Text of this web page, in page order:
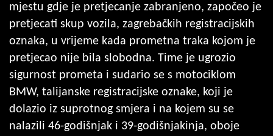
mjestu gdje je pretjecanje zabranjeno, započeo je
pretjecati skup vozila, zagrebačkih registracijskih
oznaka, u vrijeme kada prometna traka kojom je
pretjecao nije bila slobodna. Time je ugrozio
sigurnost prometa i sudario se s motociklom
BMW, talijanske registracijske oznake, koji je
dolazio iz suprotnog smjera i na kojem su se
nalazili 46-godišnjak i 39-godišnjakinja, oboje